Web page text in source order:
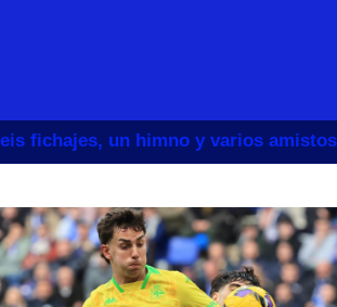
fichajes, un himno y varios